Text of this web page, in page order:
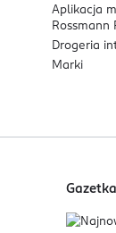
Aplikacja
Rossmann
Drogeria
Marki
Gazetka